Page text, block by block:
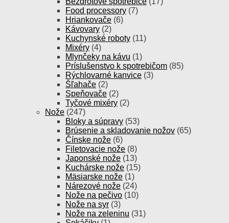
Food processory (7)
Hriankovače (6)
Kávovary (2)
Kuchynské roboty (11)
Mixéry (4)
Mlynčeky na kávu (1)
Príslušenstvo k spotrebičom (85)
Rýchlovarné kanvice (3)
Šľahače (2)
Speňovače (2)
Tyčové mixéry (2)
Nože (247)
Bloky a súpravy (53)
Brúsenie a skladovanie nožov (65)
Čínske nože (6)
Filetovacie nože (8)
Japonské nože (13)
Kuchárske nože (15)
Mäsiarske nože (1)
Nárezové nože (24)
Nože na pečivo (10)
Nože na syr (3)
Nože na zeleninu (31)